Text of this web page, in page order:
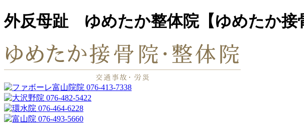
外反母趾 ゆめたか整体院【ゆめたか接